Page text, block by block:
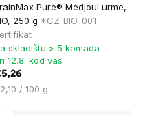
Pure® Medjoul urme,
250 g *CZ-BIO-001
skladištu > 5 komada
12.8. kod vas
/ 100 g